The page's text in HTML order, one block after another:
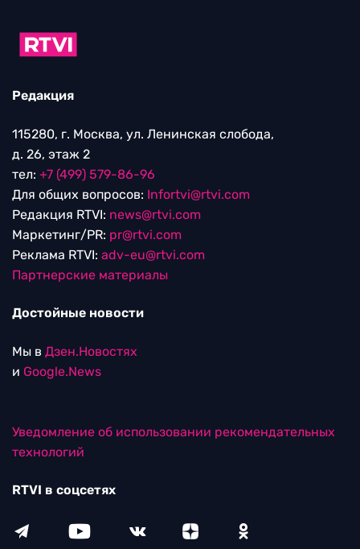
Редакция
115280, г. Москва, ул. Ленинская слобода,
д. 26, этаж 2
тел: +7 (499) 579-86-96
Для общих вопросов: Infortvi@rtvi.com
Редакция RTVI: news@rtvi.com
Маркетинг/PR: pr@rtvi.com
Реклама RTVI: adv-eu@rtvi.com
Партнерские материалы
Достойные новости
Мы в Дзен.Новостях
и Google.News
Уведомление об использовании рекомендательных
технологий
RTVI в соцсетях